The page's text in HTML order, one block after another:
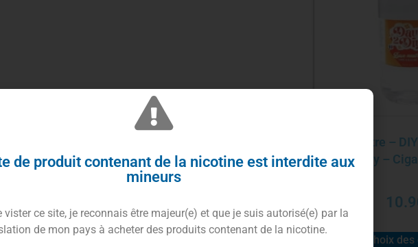
Vape Sauce
une véritable escapade gustative dès la première
mûr**, sucré et intensément juteux, qui
exotique est enveloppée par la douceur
équilibre parfait entre peps fruité et rondeur
Base 1 litre –
Diy –
Choix
de produit contenant de la nicotine est interdite aux
mineurs
vister ce site, je reconnais être majeur(e) et que je suis autorisé(e) par la
de mon pays à acheter des produits contenant de la nicotine.